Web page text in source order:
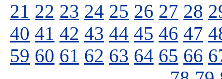
21 22 23 24 25 26 27 28
40 41 42 43 44 45 46 47
59 60 61 62 63 64 65 66